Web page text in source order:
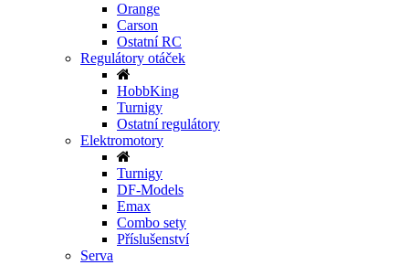
Orange
Carson
Ostatní RC
Regulátory otáček
HobbKing
Turnigy
Ostatní regulátory
Elektromotory
Turnigy
DF-Models
Emax
Combo sety
Příslušenství
Serva